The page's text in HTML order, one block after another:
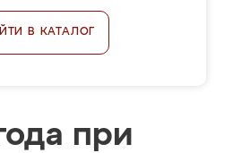
В КАТАЛОГ
при